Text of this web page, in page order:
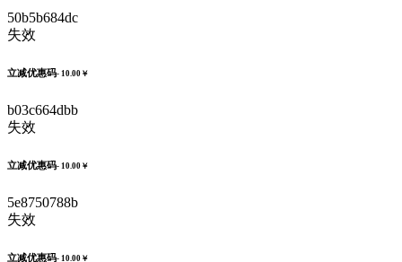
50b5b684dc
失效
立减优惠码- 10.00￥
b03c664dbb
失效
立减优惠码- 10.00￥
5e8750788b
失效
立减优惠码- 10.00￥